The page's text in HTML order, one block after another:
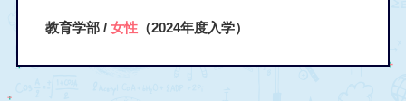
教育学部 / 女性（2024年度入学）